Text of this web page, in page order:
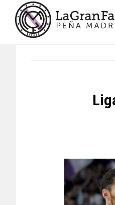
primary
footer